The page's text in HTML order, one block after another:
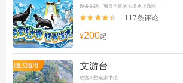
设备先进、项目丰富的大型水上乐园

 117条评论
¥200起
随买随用 文游台
欣赏四壁名家书法